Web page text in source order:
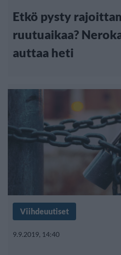
Etkö pysty
ruutuaikaa?
auttaa heti
Viihdeuutiset
9.9.2019, 14:40